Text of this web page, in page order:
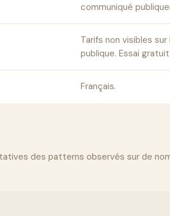
communiqué
Tarifs non visibles sur
publique. Essai
Français.
des patterns observés sur de